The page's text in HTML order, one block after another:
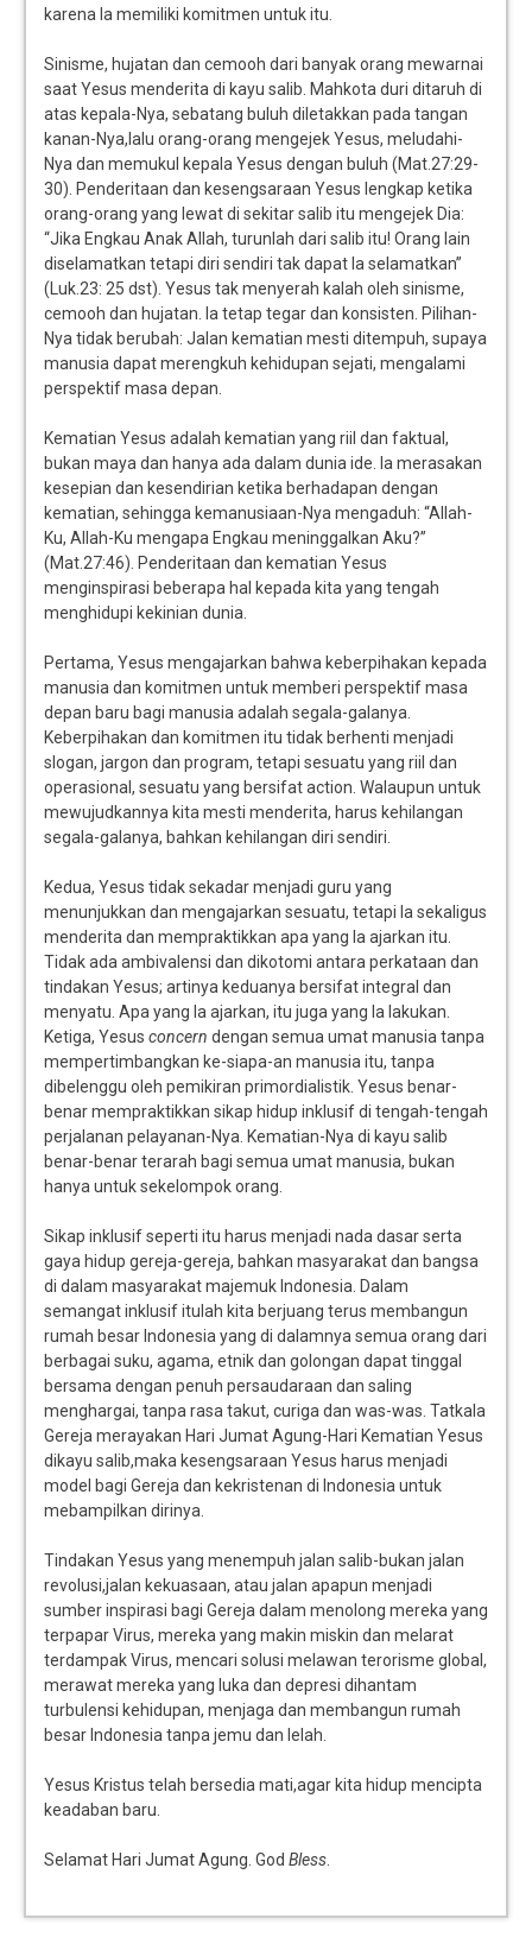
karena Ia memiliki komitmen untuk itu.
Sinisme, hujatan dan cemooh dari banyak orang mewarnai
saat Yesus menderita di kayu salib. Mahkota duri ditaruh di
atas kepala-Nya, sebatang buluh diletakkan pada tangan
kanan-Nya,lalu orang-orang mengejek Yesus, meludahi-
Nya dan memukul kepala Yesus dengan buluh (Mat.27:29-
30). Penderitaan dan kesengsaraan Yesus lengkap ketika
orang-orang yang lewat di sekitar salib itu mengejek Dia:
“Jika Engkau Anak Allah, turunlah dari salib itu! Orang lain
diselamatkan tetapi diri sendiri tak dapat Ia selamatkan”
(Luk.23: 25 dst). Yesus tak menyerah kalah oleh sinisme,
cemooh dan hujatan. Ia tetap tegar dan konsisten. Pilihan-
Nya tidak berubah: Jalan kematian mesti ditempuh, supaya
manusia dapat merengkuh kehidupan sejati, mengalami
perspektif masa depan.
Kematian Yesus adalah kematian yang riil dan faktual,
bukan maya dan hanya ada dalam dunia ide. Ia merasakan
kesepian dan kesendirian ketika berhadapan dengan
kematian, sehingga kemanusiaan-Nya mengaduh: “Allah-
Ku, Allah-Ku mengapa Engkau meninggalkan Aku?”
(Mat.27:46). Penderitaan dan kematian Yesus
menginspirasi beberapa hal kepada kita yang tengah
menghidupi kekinian dunia.
Pertama, Yesus mengajarkan bahwa keberpihakan kepada
manusia dan komitmen untuk memberi perspektif masa
depan baru bagi manusia adalah segala-galanya.
Keberpihakan dan komitmen itu tidak berhenti menjadi
slogan, jargon dan program, tetapi sesuatu yang riil dan
operasional, sesuatu yang bersifat action. Walaupun untuk
mewujudkannya kita mesti menderita, harus kehilangan
segala-galanya, bahkan kehilangan diri sendiri.
Kedua, Yesus tidak sekadar menjadi guru yang
menunjukkan dan mengajarkan sesuatu, tetapi Ia sekaligus
menderita dan mempraktikkan apa yang Ia ajarkan itu.
Tidak ada ambivalensi dan dikotomi antara perkataan dan
tindakan Yesus; artinya keduanya bersifat integral dan
menyatu. Apa yang Ia ajarkan, itu juga yang Ia lakukan.
Ketiga, Yesus concern dengan semua umat manusia tanpa
mempertimbangkan ke-siapa-an manusia itu, tanpa
dibelenggu oleh pemikiran primordialistik. Yesus benar-
benar mempraktikkan sikap hidup inklusif di tengah-tengah
perjalanan pelayanan-Nya. Kematian-Nya di kayu salib
benar-benar terarah bagi semua umat manusia, bukan
hanya untuk sekelompok orang.
Sikap inklusif seperti itu harus menjadi nada dasar serta
gaya hidup gereja-gereja, bahkan masyarakat dan bangsa
di dalam masyarakat majemuk Indonesia. Dalam
semangat inklusif itulah kita berjuang terus membangun
rumah besar Indonesia yang di dalamnya semua orang dari
berbagai suku, agama, etnik dan golongan dapat tinggal
bersama dengan penuh persaudaraan dan saling
menghargai, tanpa rasa takut, curiga dan was-was. Tatkala
Gereja merayakan Hari Jumat Agung-Hari Kematian Yesus
dikayu salib,maka kesengsaraan Yesus harus menjadi
model bagi Gereja dan kekristenan di Indonesia untuk
mebampilkan dirinya.
Tindakan Yesus yang menempuh jalan salib-bukan jalan
revolusi,jalan kekuasaan, atau jalan apapun menjadi
sumber inspirasi bagi Gereja dalam menolong mereka yang
terpapar Virus, mereka yang makin miskin dan melarat
terdampak Virus, mencari solusi melawan terorisme global,
merawat mereka yang luka dan depresi dihantam
turbulensi kehidupan, menjaga dan membangun rumah
besar Indonesia tanpa jemu dan lelah.
Yesus Kristus telah bersedia mati,agar kita hidup mencipta
keadaban baru.
Selamat Hari Jumat Agung. God Bless